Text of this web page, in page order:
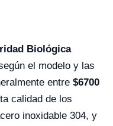
Biológica
el modelo y las
entre $6700
calidad de los
inoxidable 304, y